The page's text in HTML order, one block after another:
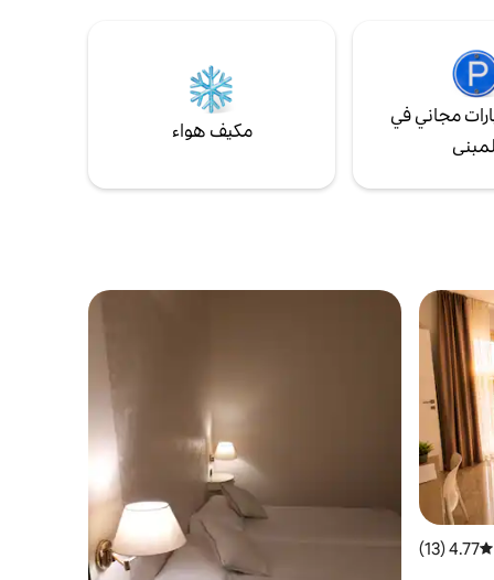
مجاني في
مكيف هواء
متوسط التقييم 4.77 من 5، 13 مراجعات
4.77 (13)